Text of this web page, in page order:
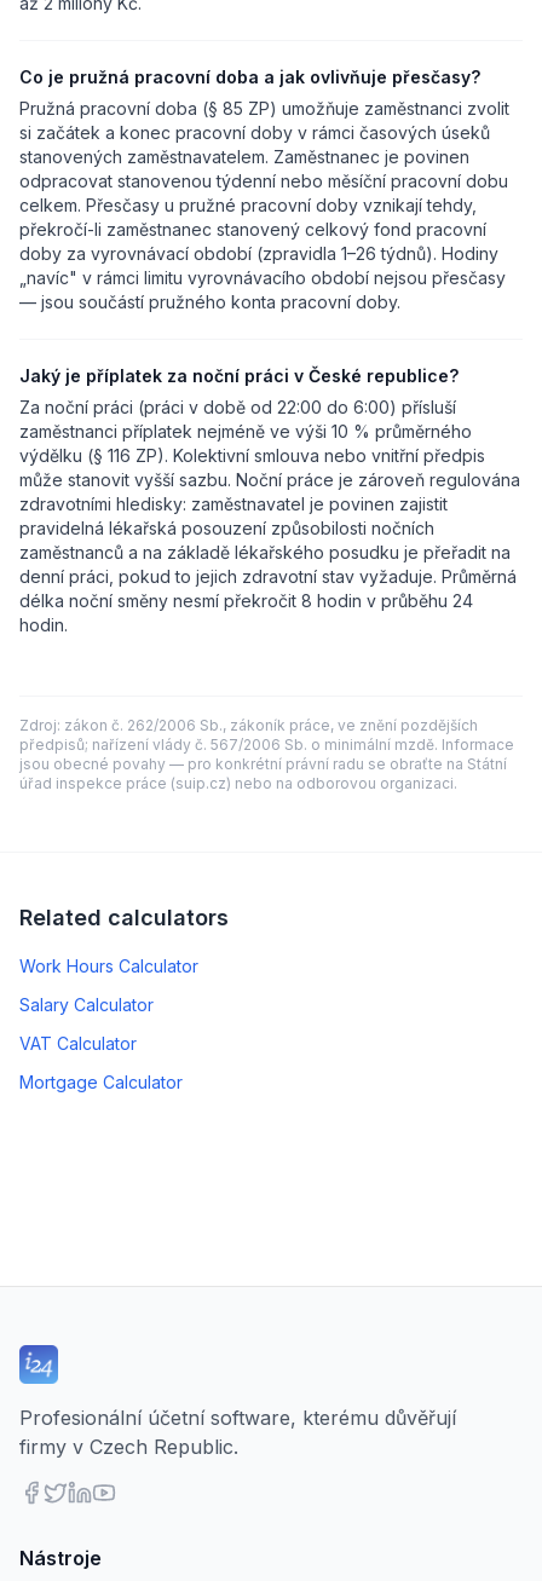
Co je pružná pracovní doba a jak ovlivňuje přesčasy?
Pružná pracovní doba (§ 85 ZP) umožňuje zaměstnanci zvolit
si začátek a konec pracovní doby v rámci časových úseků
stanovených zaměstnavatelem. Zaměstnanec je povinen
odpracovat stanovenou týdenní nebo měsíční pracovní dobu
celkem. Přesčasy u pružné pracovní doby vznikají tehdy,
překročí-li zaměstnanec stanovený celkový fond pracovní
doby za vyrovnávací období (zpravidla 1–26 týdnů). Hodiny
„navíc" v rámci limitu vyrovnávacího období nejsou přesčasy
— jsou součástí pružného konta pracovní doby.
Jaký je příplatek za noční práci v České republice?
Za noční práci (práci v době od 22:00 do 6:00) přísluší
zaměstnanci příplatek nejméně ve výši 10 % průměrného
výdělku (§ 116 ZP). Kolektivní smlouva nebo vnitřní předpis
může stanovit vyšší sazbu. Noční práce je zároveň regulována
zdravotními hledisky: zaměstnavatel je povinen zajistit
pravidelná lékařská posouzení způsobilosti nočních
zaměstnanců a na základě lékařského posudku je přeřadit na
denní práci, pokud to jejich zdravotní stav vyžaduje. Průměrná
délka noční směny nesmí překročit 8 hodin v průběhu 24
hodin.
Zdroj: zákon č. 262/2006 Sb., zákoník práce, ve znění pozdějších
předpisů; nařízení vlády č. 567/2006 Sb. o minimální mzdě. Informace
jsou obecné povahy — pro konkrétní právní radu se obraťte na Státní
úřad inspekce práce (suip.cz) nebo na odborovou organizaci.
Related calculators
Work Hours Calculator
Salary Calculator
VAT Calculator
Mortgage Calculator
Profesionální účetní software, kterému důvěřují
firmy v Czech Republic.
Nástroje